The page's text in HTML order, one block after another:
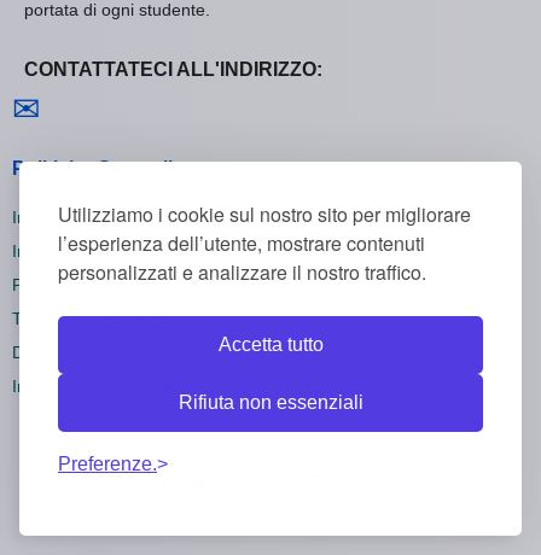
Utilizziamo i cookie sul nostro sito per migliorare
l’esperienza dell’utente, mostrare contenuti
personalizzati e analizzare il nostro traffico.
Accetta tutto
Rifiuta non essenziali
Preferenze.
portata di ogni studente.
CONTATTATECI ALL'INDIRIZZO:
✉
Politiche Generali
Informativa sulla Privacy
Informativa sui Cookie
Politica di Rimborso
Termini e Condizioni
Disiscriversi
Impostazioni dei cookie
Todos los derechos reservados CorsiOnline55 ©